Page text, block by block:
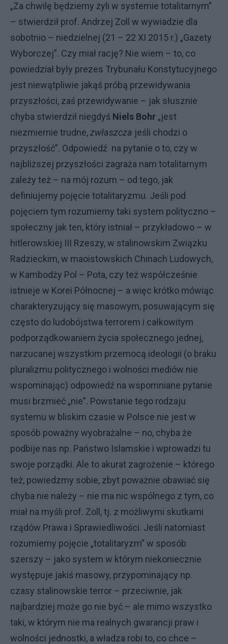
„Za chwilę będziemy żyli w systemie totalitarnym”
– stwierdził prof. Andrzej Zoll w wywiadzie dla
sobotnio – niedzielnej (21 – 22 XI 2015 r.) „Gazety
Wyborczej”. Czy miał rację? Nie wiem – to, co
powiedział były prezes Trybunału Konstytucyjnego
jest niewątpliwie jakąś próbą przewidywania
przyszłości, zaś przewidywanie – jak słusznie
chyba stwierdził niegdyś Niels Bohr „jest
niezmiernie trudne,zwłaszcza jeśli chodzi o
przyszłość”. Odpowiedź na pytanie o to, czy w
najbliższej przyszłości zagraża nam totalitarnym
zależy też – na mój rozum – od tego, jak
definiujemy pojęcie totalitaryzmu. Jeśli pod
pojęciem tym rozumiemy taki system polityczno –
społeczny jak ten, który istniał – przykładowo – w
hitlerowskiej III Rzeszy, w stalinowskim Związku
Radzieckim, w maoistowskich Chinach Ludowych,
w Kambodży Pol – Pota, czy też współcześnie
istnieje w Korei Północnej – a więc krótko mówiąc
charakteryzujący się masowym, posuwającym się
często do ludobójstwa terrorem i całkowitym
podporządkowaniem życia społecznego jednej,
narzucanej wszystkim przemocą ideologii (o braku
pluralizmu politycznego i wolności mediów nie
wspominając) odpowiedź na wspomniane pytanie
musi brzmieć „nie”. Powstanie tego rodzaju
systemu w bliskim czasie w Polsce nie jest w
sposób poważny wyobrażalne – no, chyba że
podbije nas np. Państwo Islamskie i wprowadzi tu
swoje porządki. Ale to akurat zagrożenie – którego
też, powiedzmy sobie, zbyt poważnie obawiać się
chyba nie należy – nie ma nic wspólnego z tym, co
miał na myśli prof. Zoll, tj. z możliwymi skutkami
rządów Prawa i Sprawiedliwości. Jeśli natomiast
rozumiemy pojęcie „totalitaryzm” w sposób
szerszy – jako system w którym niekoniecznie
występuje jakiś masowy, przypominający np.
czasy stalinowskie terror – przeciwnie, jak
najbardziej może go nie być – ale mimo wszystko
taki, w którym nie ma realnych gwarancji praw i
wolności jednostki, a władza robi to, co chce –